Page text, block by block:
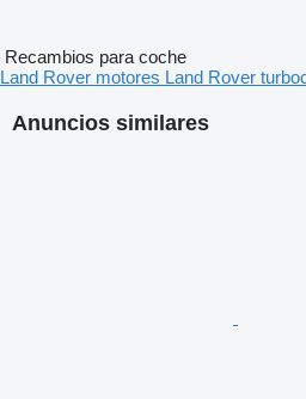
Anuncios similares
Recambios para coche
Land Rover motores Land Rover